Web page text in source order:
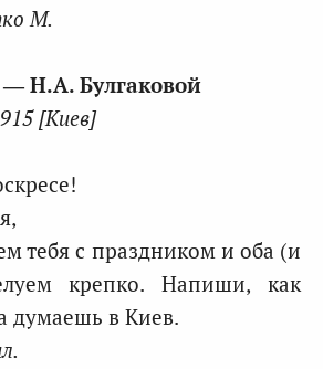
М.
Н.А. Булгаковой
[Киев]
тебя с праздником и оба (и
крепко. Напиши, как
думаешь в Киев.